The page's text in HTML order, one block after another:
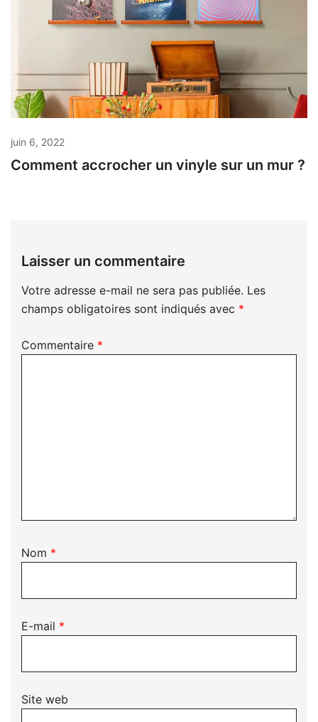
juin 6, 2022
Comment accrocher un vinyle sur un mur ?
Laisser un commentaire
Votre adresse e-mail ne sera pas publiée. Les
champs obligatoires sont indiqués avec *
Commentaire *
Nom *
E-mail *
Site web